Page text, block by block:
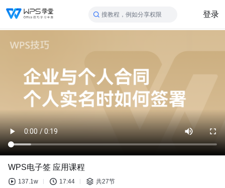
搜教程，例如分享权限 登录
WPS电子签 应用课程
137.1w 17:44 共27节